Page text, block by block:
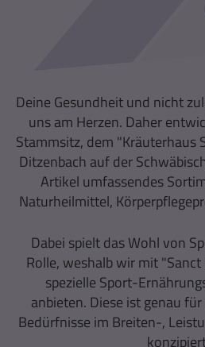
Deine Gesundheit und nicht
uns am Herzen. Daher
Stammsitz, dem "Kräuterhaus
Ditzenbach auf der
Artikel umfassendes
Naturheilmittel,
Dabei spielt das Wohl von
Rolle, weshalb wir mit
spezielle Sport-
anbieten. Diese ist genau
Bedürfnisse im Breiten-,